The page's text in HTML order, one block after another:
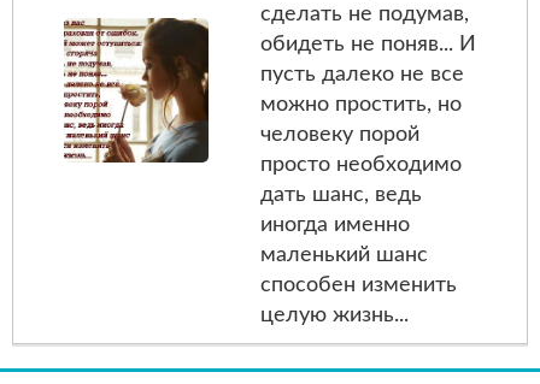
сделать не подумав,
обидеть не поняв... И
пусть далеко не все
можно простить, но
человеку порой
просто необходимо
дать шанс, ведь
иногда именно
маленький шанс
способен изменить
целую жизнь...